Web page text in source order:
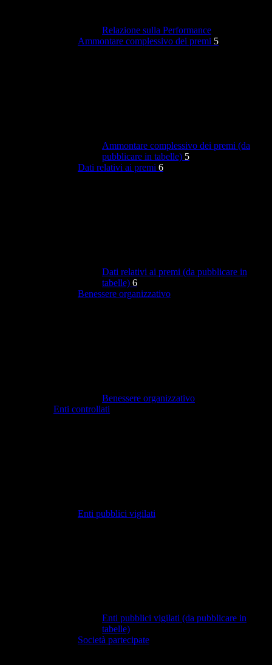
Relazione sulla Performance
Ammontare complessivo dei premi 5
Ammontare complessivo dei premi (da
pubblicare in tabelle) 5
Dati relativi ai premi 6
Dati relativi ai premi (da pubblicare in
tabelle) 6
Benessere organizzativo
Benessere organizzativo
Enti controllati
Enti pubblici vigilati
Enti pubblici vigilati (da pubblicare in
tabelle)
Società partecipate